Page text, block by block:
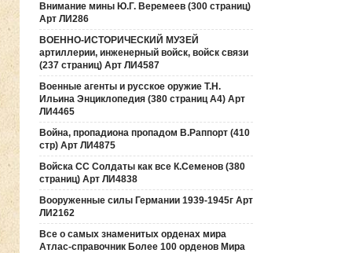
Внимание мины Ю.Г. Веремеев (300 страниц)
Арт ЛИ286
ВОЕННО-ИСТОРИЧЕСКИЙ МУЗЕЙ
артиллерии, инженерный войск, войск связи
(237 страниц) Арт ЛИ4587
Военные агенты и русское оружие Т.Н.
Ильина Энциклопедия (380 страниц А4) Арт
ЛИ4465
Война, пропадиона пропадом В.Раппорт (410
стр) Арт ЛИ4875
Войска СС Солдаты как все К.Семенов (380
страниц) Арт ЛИ4838
Вооруженные силы Германии 1939-1945г Арт
ЛИ2162
Все о самых знаменитых орденах мира
Атлас-справочник Более 100 орденов Мира